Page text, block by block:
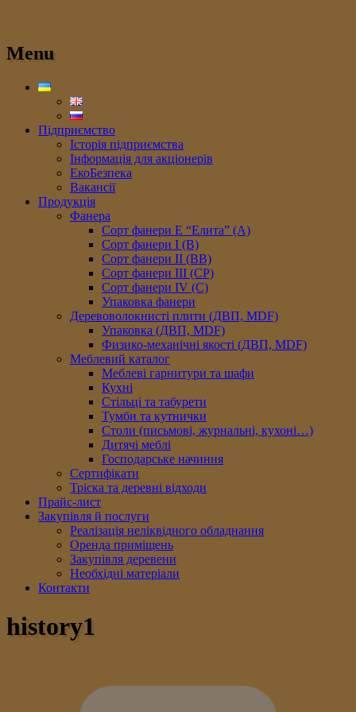
Menu
Підприємство
Історія підприємства
Інформація для акціонерів
ЕкоБезпека
Вакансії
Продукція
Фанера
Сорт фанери E “Елита” (A)
Сорт фанери I (В)
Сорт фанери II (ВB)
Сорт фанери III (CP)
Сорт фанери IV (C)
Упаковка фанери
Деревоволокнисті плити (ДВП, MDF)
Упаковка (ДВП, MDF)
Физико-механічні якості (ДВП, MDF)
Меблевий каталог
Меблеві гарнитури та шафи
Кухні
Стільці та табурети
Тумби та кутнички
Столи (письмові, журнальні, кухоні…)
Дитячі меблі
Господарське начиння
Сертифікати
Тріска та деревні відходи
Прайс-лист
Закупівля й послуги
Реалізація неліквідного обладнання
Оренда приміщень
Закупівля деревени
Необхідні матеріали
Контакти
history1